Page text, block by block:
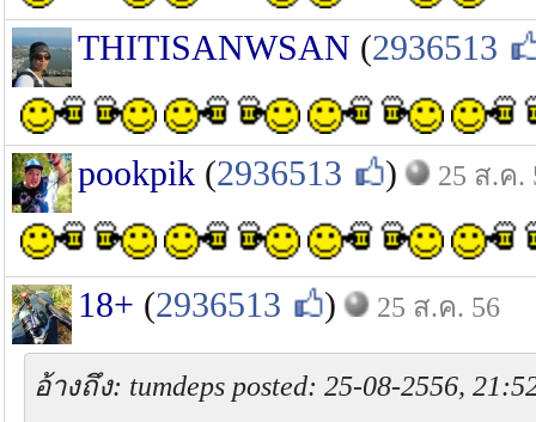
THITISANWSAN (2936513
pookpik (2936513 ) 25 ส.ค.
18+ (2936513 ) 25 ส.ค. 56
อ้างถึง: tumdeps posted: 25-08-2556,